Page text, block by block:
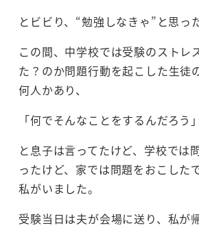
とビビり、“勉強しなきゃ”と思っ
この間、中学校では受験のストレ
た？のか問題行動を起こした生徒
何人かあり、
「何でそんなことをするんだろう」
と息子は言ってたけど、学校では
ったけど、家では問題をおこした
私がいました。
受験当日は夫が会場に送り、私が